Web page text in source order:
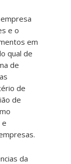
e o
em
qual de
de
de
de
e
da